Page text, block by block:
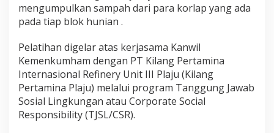
mengumpulkan sampah dari para korlap yang ada
pada tiap blok hunian .
Pelatihan digelar atas kerjasama Kanwil
Kemenkumham dengan PT Kilang Pertamina
Internasional Refinery Unit III Plaju (Kilang
Pertamina Plaju) melalui program Tanggung Jawab
Sosial Lingkungan atau Corporate Social
Responsibility (TJSL/CSR).